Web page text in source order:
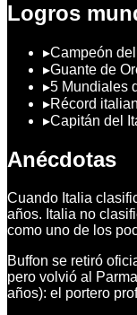
Logros
▸Campeón
▸Guante de
▸5 Mundiales
▸Récord
▸Capitán del
Anécdotas
Cuando Italia
años. Italia no
como uno de los
Buffon se retiró
pero volvió al
años): el portero